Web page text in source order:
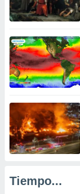
utilizar
crear un
uso de
contenido
medir el
de la
el
del
de
o a través
Tiempo...